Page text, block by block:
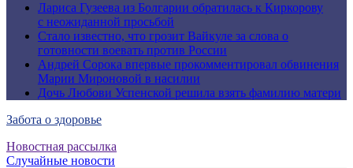
Лариса Гузеева из Болгарии обратилась к Киркорову
с неожиданной просьбой
Стало известно, что грозит Вайкуле за слова о
готовности воевать против России
Андрей Сорока впервые прокомментировал обвинения
Марии Мироновой в насилии
Дочь Любови Успенской решила взять фамилию матери
Забота о здоровье
Новостная рассылка
Случайные новости